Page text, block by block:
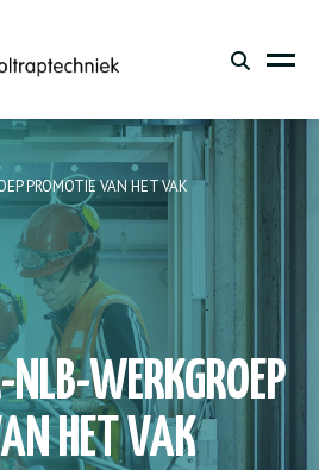
PROMOTIE VAN HET VAK
WERKGROEP
HET VAK